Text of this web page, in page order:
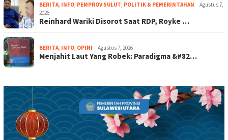
BERITA INFO PEMPROV SULUT POLITIK & PEMERINTAHAN
Agustus 7,
2026
Reinhard Wariki Disorot Saat RDP, Royke …
BERITA INFO OPINI Agustus 7, 2026
Menjahit Laut Yang Robek: Paradigma &#82…